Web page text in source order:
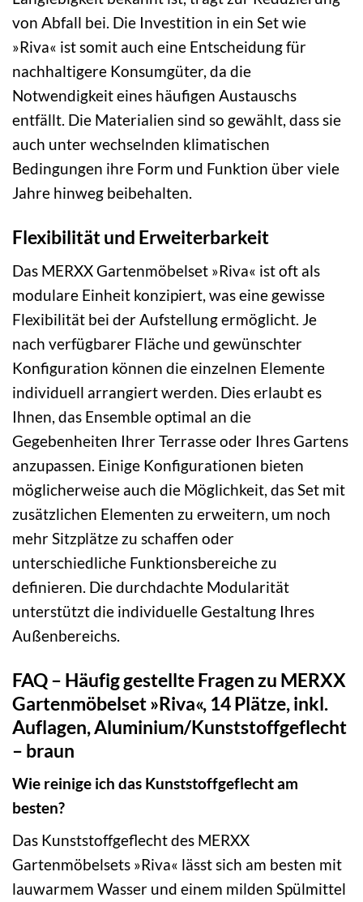
von Abfall bei. Die Investition in ein Set wie
»Riva« ist somit auch eine Entscheidung für
nachhaltigere Konsumgüter, da die
Notwendigkeit eines häufigen Austauschs
entfällt. Die Materialien sind so gewählt, dass sie
auch unter wechselnden klimatischen
Bedingungen ihre Form und Funktion über viele
Jahre hinweg beibehalten.
Flexibilität und Erweiterbarkeit
Das MERXX Gartenmöbelset »Riva« ist oft als
modulare Einheit konzipiert, was eine gewisse
Flexibilität bei der Aufstellung ermöglicht. Je
nach verfügbarer Fläche und gewünschter
Konfiguration können die einzelnen Elemente
individuell arrangiert werden. Dies erlaubt es
Ihnen, das Ensemble optimal an die
Gegebenheiten Ihrer Terrasse oder Ihres Gartens
anzupassen. Einige Konfigurationen bieten
möglicherweise auch die Möglichkeit, das Set mit
zusätzlichen Elementen zu erweitern, um noch
mehr Sitzplätze zu schaffen oder
unterschiedliche Funktionsbereiche zu
definieren. Die durchdachte Modularität
unterstützt die individuelle Gestaltung Ihres
Außenbereichs.
FAQ – Häufig gestellte Fragen zu MERXX
Gartenmöbelset »Riva«, 14 Plätze, inkl.
Auflagen, Aluminium/Kunststoffgeflecht
– braun
Wie reinige ich das Kunststoffgeflecht am
besten?
Das Kunststoffgeflecht des MERXX
Gartenmöbelsets »Riva« lässt sich am besten mit
lauwarmem Wasser und einem milden Spülmittel